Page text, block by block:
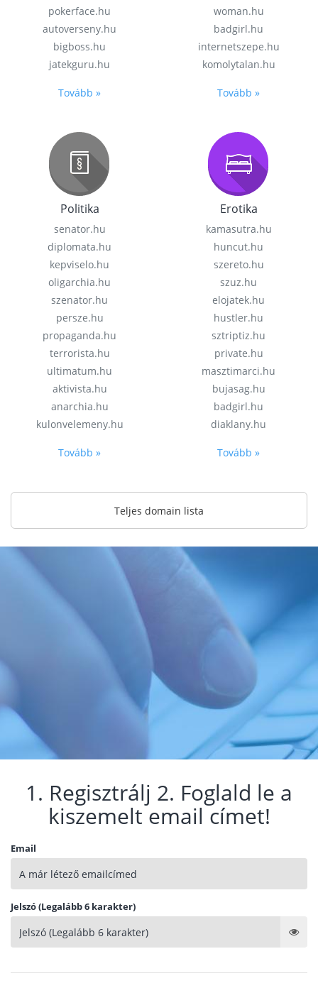
pokerface.hu
autoverseny.hu
bigboss.hu
jatekguru.hu
Tovább »
woman.hu
badgirl.hu
internetszepe.hu
komolytalan.hu
Tovább »
Politika
senator.hu
diplomata.hu
kepviselo.hu
oligarchia.hu
szenator.hu
persze.hu
propaganda.hu
terrorista.hu
ultimatum.hu
aktivista.hu
anarchia.hu
kulonvelemeny.hu
Tovább »
Erotika
kamasutra.hu
huncut.hu
szereto.hu
szuz.hu
elojatek.hu
hustler.hu
sztriptiz.hu
private.hu
masztimarci.hu
bujasag.hu
badgirl.hu
diaklany.hu
Tovább »
Teljes domain lista
1. Regisztrálj 2. Foglald le a
kiszemelt email címet!
Email
Jelszó (Legalább 6 karakter)